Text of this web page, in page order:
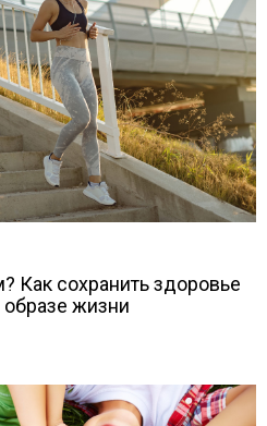
Как сохранить здоровье
образе жизни